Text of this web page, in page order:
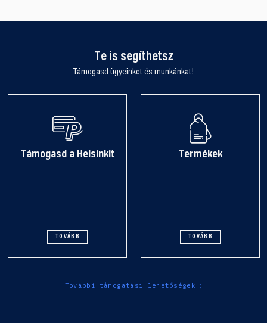
Te is segíthetsz
Támogasd ügyeinket és munkánkat!
Támogasd a Helsinkit
TOVÁBB
Termékek
TOVÁBB
További támogatási lehetőségek